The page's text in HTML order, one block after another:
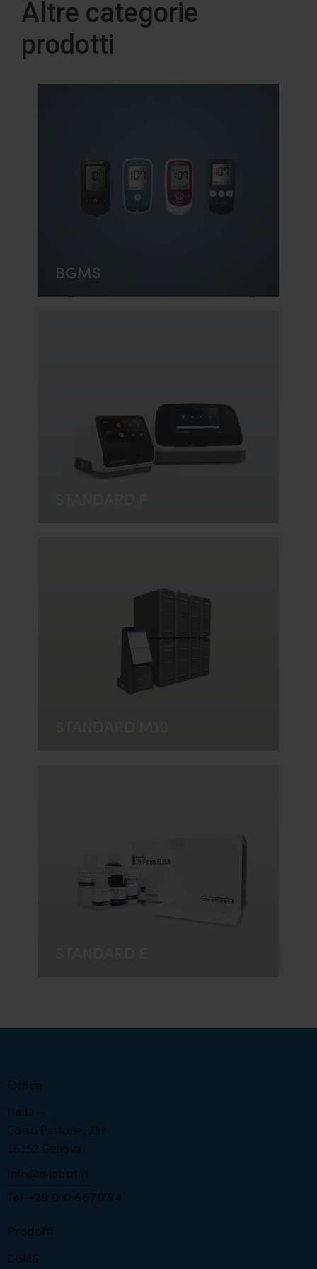
Altre categorie
prodotti
BGMS
Office
Italia —
Corso Perrone, 25r
16152 Genova
info@relabsrl.it
­­­­­­­­­­­­­­­­­­­­­­­­Tel. +39 010 6671794
Prodotti
BGMS